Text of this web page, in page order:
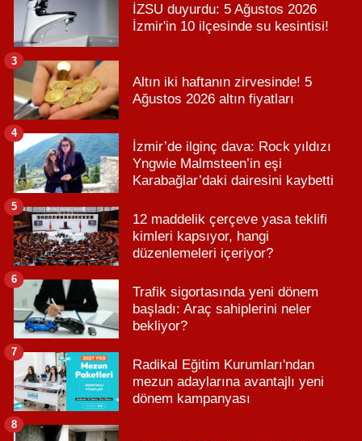
İZSU duyurdu: 5 Ağustos 2026
İzmir'in 10 ilçesinde su kesintisi!
Altın iki haftanın zirvesinde! 5
Ağustos 2026 altın fiyatları
3
İzmir’de ilginç dava: Rock yıldızı
Yngwie Malmsteen’in eşi
Karabağlar’daki dairesini kaybetti
4
12 maddelik çerçeve yasa teklifi
kimleri kapsıyor, hangi
düzenlemeleri içeriyor?
5
Trafik sigortasında yeni dönem
başladı: Araç sahiplerini neler
bekliyor?
6
Radikal Eğitim Kurumları'ndan
mezun adaylarına avantajlı yeni
dönem kampanyası
7
8